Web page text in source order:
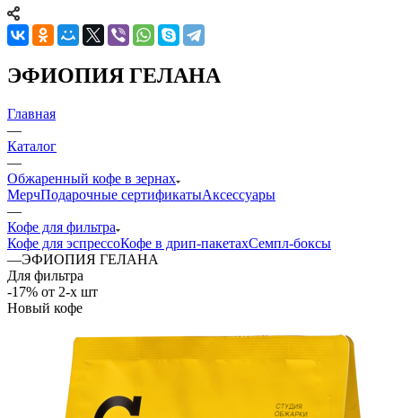
ЭФИОПИЯ ГЕЛАНА
Главная
—
Каталог
—
Обжаренный кофе в зернах
МерчПодарочные сертификатыАксессуары
—
Кофе для фильтра
Кофе для эспрессоКофе в дрип-пакетахСемпл-боксы
—ЭФИОПИЯ ГЕЛАНА
Для фильтра
-17% от 2-х шт
Новый кофе